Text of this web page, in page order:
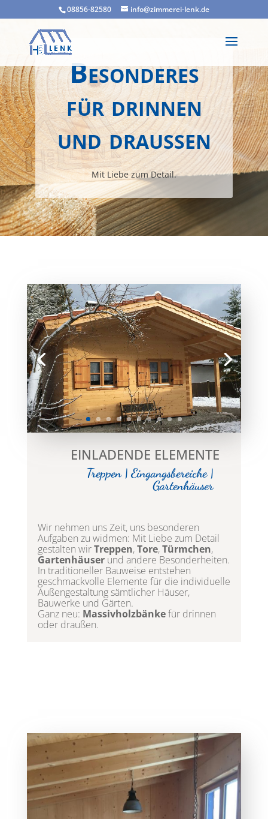
08856-82580 info@zimmerei-lenk.de
Besonderes
für drinnen
und draußen
Mit Liebe zum Detail.
EINLADENDE ELEMENTE
Treppen | Eingangsbereiche |
Gartenhäuser
Wir nehmen uns Zeit, uns besonderen
Aufgaben zu widmen: Mit Liebe zum Detail
gestalten wirTreppen,Tore,Türmchen,
Gartenhäuser und andere Besonderheiten.
In traditioneller Bauweise entstehen
geschmackvolle Elemente für die individuelle
Außengestaltung sämtlicher Häuser,
Bauwerke und Gärten.
Ganz neu: Massivholzbänkefür drinnen
oder draußen.